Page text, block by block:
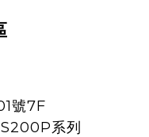
號7F
系列